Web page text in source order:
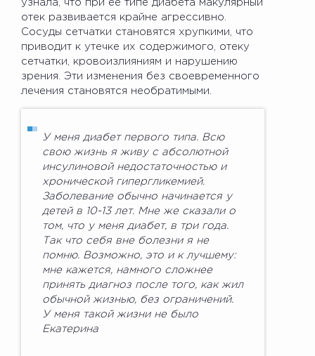
узнала, что при ее типе диабета макулярный
отек развивается крайне агрессивно.
Сосуды сетчатки становятся хрупкими, что
приводит к утечке их содержимого, отеку
сетчатки, кровоизлияниям и нарушению
зрения. Эти изменения без своевременного
лечения становятся необратимыми.
У меня диабет первого типа. Всю
свою жизнь я живу с абсолютной
инсулиновой недостаточностью и
хронической гипергликемией.
Заболевание обычно начинается у
детей в 10-13 лет. Мне же сказали о
том, что у меня диабет, в три года.
Так что себя вне болезни я не
помню. Возможно, это и к лучшему:
мне кажется, намного сложнее
принять диагноз после того, как жил
обычной жизнью, без ограничений.
У меня такой жизни не было
Екатерина